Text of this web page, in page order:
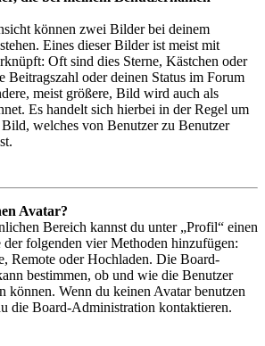
können zwei Bilder bei deinem
Eines dieser Bilder ist meist mit
Oft sind dies Sterne, Kästchen oder
Beitragszahl oder deinen Status im Forum
meist größere, Bild wird auch als
Es handelt sich hierbei in der Regel um
welches von Benutzer zu Benutzer
Avatar?
Bereich kannst du unter „Profil“ einen
der folgenden vier Methoden hinzufügen:
Remote oder Hochladen. Die Board-
bestimmen, ob und wie die Benutzer
können. Wenn du keinen Avatar benutzen
die Board-Administration kontaktieren.